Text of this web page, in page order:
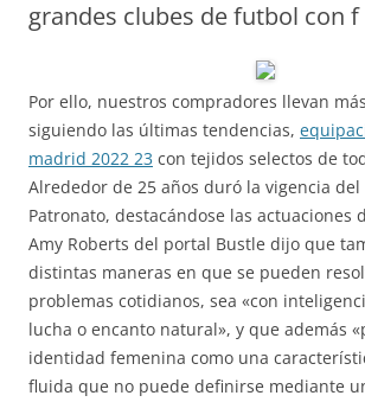
grandes clubes de futbol con f
Por ello, nuestros compradores llevan
siguiendo las últimas tendencias,
madrid 2022 23 con tejidos selectos de
Alrededor de 25 años duró la vigencia
Patronato, destacándose las actuaciones
Amy Roberts del portal Bustle dijo que
distintas maneras en que se pueden
problemas cotidianos, sea «con
lucha o encanto natural», y que además
identidad femenina como una
fluida que no puede definirse mediante